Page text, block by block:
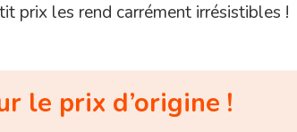
prix les rend carrément irrésistibles !
le prix d’origine !